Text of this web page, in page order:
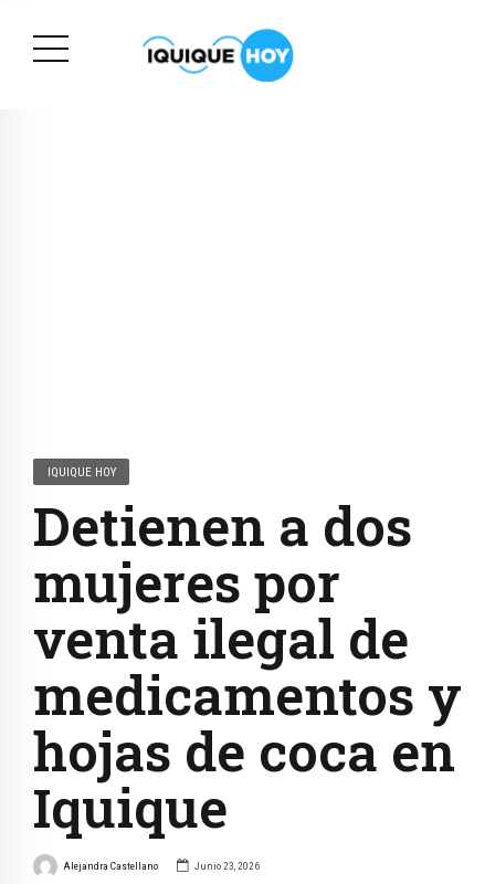
IQUIQUE HOY
Detienen a dos
mujeres por
venta ilegal de
medicamentos y
hojas de coca en
Iquique
Alejandra Castellano Junio 23, 2026